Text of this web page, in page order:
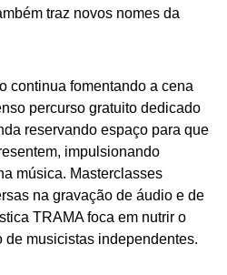
traz novos nomes da
continua fomentando a cena
percurso gratuito dedicado
reservando espaço para que
impulsionando
música. Masterclasses
na gravação de áudio e de
TRAMA foca em nutrir o
de musicistas independentes.